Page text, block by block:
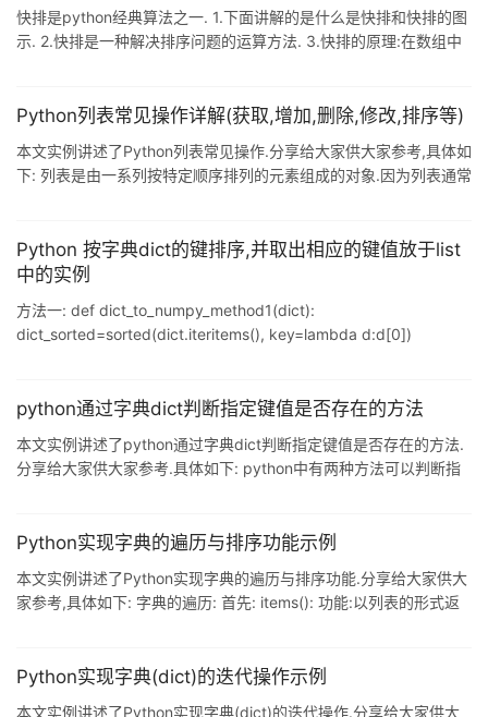
快排是python经典算法之一. 1.下面讲解的是什么是快排和快排的图
示. 2.快排是一种解决排序问题的运算方法. 3.快排的原理:在数组中
的左边, 第一次排序之后分为比基准数据大或比基准数据小两个部分,
数据为止. 4.下面以[ 7 91 23 1 6 3 79 2 ]数组为例子,进行快排运算.
5.选基准:选择数组
Python列表常见操作详解(获取,增加,删除,修改,排序等)
本文实例讲述了Python列表常见操作.分享给大家供大家参考,具体如
下: 列表是由一系列按特定顺序排列的元素组成的对象.因为列表通常
育','科技'] print(types) 运行结果: ['娱乐', '体育', '科技'] 可以看到,打
印列表的同时,也会将方括号打印出来. 1 获取元素 要获取列表中的
Python 按字典dict的键排序,并取出相应的键值放于list
中的实例
方法一: def dict_to_numpy_method1(dict):
dict_sorted=sorted(dict.iteritems(), key=lambda d:d[0])
results=[dic[key] for key in keys] 方法三: def
python通过字典dict判断指定键值是否存在的方法
本文实例讲述了python通过字典dict判断指定键值是否存在的方法.
分享给大家供大家参考.具体如下: python中有两种方法可以判断指
{'site':'http://www.jb51.net','name':'jb51','is_good':'yes'} #方法1:通
Python实现字典的遍历与排序功能示例
本文实例讲述了Python实现字典的遍历与排序功能.分享给大家供大
家参考,具体如下: 字典的遍历: 首先: items(): 功能:以列表的形式返
# -*- coding: cp936 -*- dict1={'a
Python实现字典(dict)的迭代操作示例
本文实例讲述了Python实现字典(dict)的迭代操作.分享给大家供大